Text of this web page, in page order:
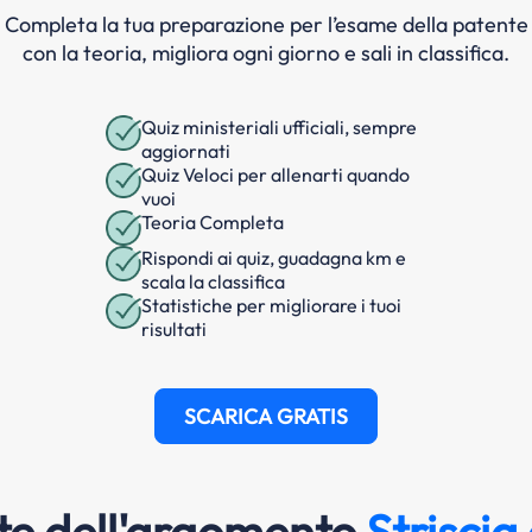
Completa la tua preparazione per l’esame della patente
con la teoria, migliora ogni giorno e sali in classifica.
Quiz ministeriali ufficiali, sempre
aggiornati
Quiz Veloci per allenarti quando
vuoi
Teoria Completa
Rispondi ai quiz, guadagna km e
scala la classifica
Statistiche per migliorare i tuoi
risultati
SCARICA GRATIS